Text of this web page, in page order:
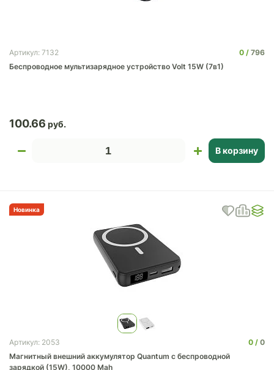
Артикул: 7132 0
796
Беспроводное мультизарядное устройство Volt 15W (7в1)
100.66
В корзину
Новинка
Артикул: 2053 0
0
Магнитный внешний аккумулятор Quantum с беспроводной
зарядкой (15W), 10000 Mah